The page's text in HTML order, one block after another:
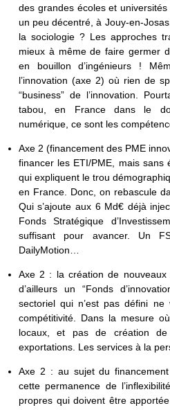
des grandes écoles et
un peu décentré, à Jouy-en-
la sociologie ? Les approches
mieux à même de faire germer
en bouillon d’ingénieurs !
l’innovation (axe 2) où rien de
“business” de l’innovation.
tabou, en France dans le
numérique, ce sont les
Axe 2 (financement des PME
financer les ETI/PME, mais sans
qui expliquent le trou
en France. Donc, on rebascule
Qui s’ajoute aux 6 Md€ déjà
Fonds Stratégique
suffisant pour avancer. Un
DailyMotion…
Axe 2 : la création de nouveaux
d’ailleurs un “Fonds
sectoriel qui n’est pas défini
compétitivité. Dans la mesure
locaux, et pas de création
exportations. Les services à la
Axe 2 : au sujet du
cette permanence de
propres qui doivent être